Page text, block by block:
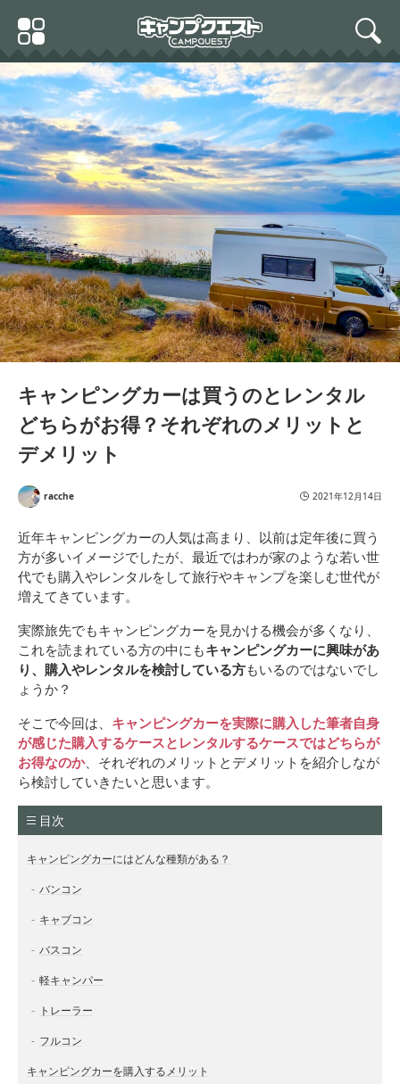
Primary
Menu
search
キャンピングカーは買うのとレンタル
どちらがお得？それぞれのメリットと
デメリット
racche 2021年12月14日
近年キャンピングカーの人気は高まり、以前は定年後に買う
方が多いイメージでしたが、最近ではわが家のような若い世
代でも購入やレンタルをして旅行やキャンプを楽しむ世代が
増えてきています。
実際旅先でもキャンピングカーを見かける機会が多くなり、
これを読まれている方の中にもキャンピングカーに興味があ
り、購入やレンタルを検討している方もいるのではないでし
ょうか？
そこで今回は、 キャンピングカーを実際に購入した筆者自身
が感じた購入するケースとレンタルするケースではどちらが
お得なのか、それぞれのメリットとデメリットを紹介しなが
ら検討していきたいと思います。
目次
キャンピングカーにはどんな種類がある？
バンコン
キャブコン
バスコン
軽キャンパー
トレーラー
フルコン
キャンピングカーを購入するメリット